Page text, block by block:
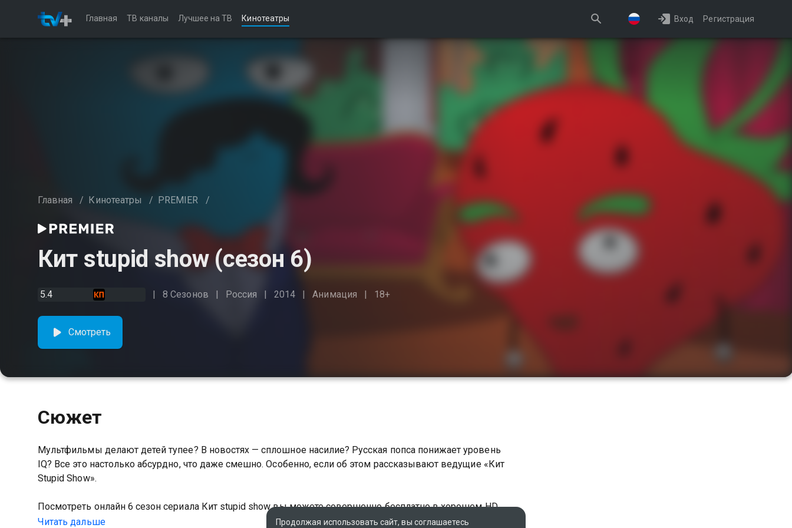
Главная ТВ каналы Лучшее на ТВ Кинотеатры Вход Регистрация
Главная / Кинотеатры / PREMIER /
Кит stupid show (сезон 6)
5.4 8 Сезонов Россия 2014 Анимация 18+
Смотреть
Сюжет
Мультфильмы делают детей тупее? В новостях — сплошное насилие? Русская попса понижает уровень
IQ? Все это настолько абсурдно, что даже смешно. Особенно, если об этом рассказывают ведущие «Кит
Stupid Show».
Посмотреть онлайн 6 сезон сериала Кит stupid show вы можете совершенно бесплатно в хорошем HD
качестве на Казахтелеком
Читать дальше Продолжая использовать сайт, вы соглашаетесь